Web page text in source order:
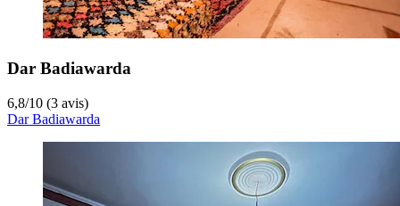
Dar Badiawarda
6,8/10 (3 avis)
Dar Badiawarda